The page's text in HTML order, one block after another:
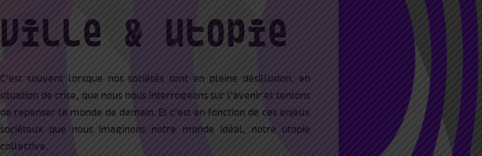
ville & utopie
C’est souvent lorsque nos sociétés sont en pleine désillusion, en
situation de crise, que nous nous interrogeons sur l’avenir et tentons
de repenser le monde de demain. Et c’est en fonction de ces enjeux
sociétaux que nous imaginons notre monde idéal, notre utopie
collective.